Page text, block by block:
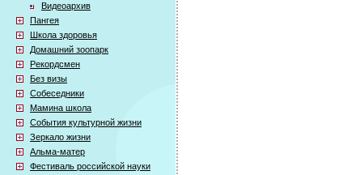
Видеоархив
Пангея
Школа здоровья
Домашний зоопарк
Рекордсмен
Без визы
Собеседники
Мамина школа
События культурной жизни
Зеркало жизни
Альма-матер
Фестиваль российской науки